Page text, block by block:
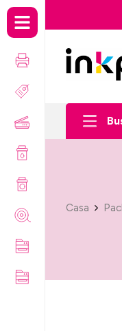
gratis por compras
Casa